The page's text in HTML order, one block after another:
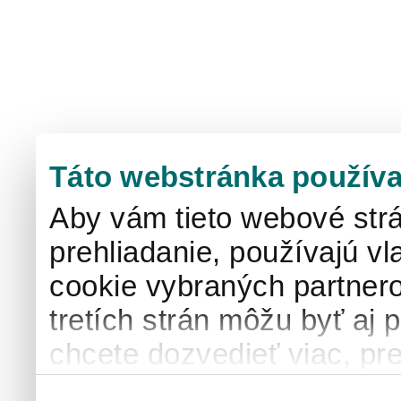
Táto webstránka
Aby vám tieto webové
prehliadanie, používajú
cookie vybraných
tretích strán môžu byť aj
chcete dozvedieť viac,